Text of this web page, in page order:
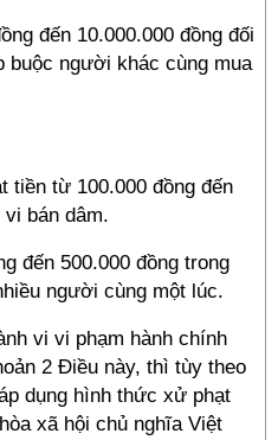
đến 10.000.000 đồng đối
buộc người khác cùng mua
tiền từ 100.000 đồng đến
bán dâm.
đến 500.000 đồng trong
người cùng một lúc.
vi vi phạm hành chính
2 Điều này, thì tùy theo
dụng hình thức xử phạt
xã hội chủ nghĩa Việt